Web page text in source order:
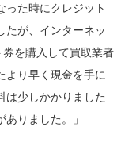
った時にクレジット
たが、インターネッ
を購入して買取業者
より早く現金を手に
は少しかかりました
りました。」